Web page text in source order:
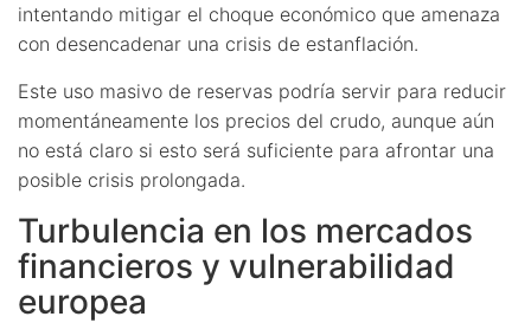
intentando mitigar el choque económico que amenaza
con desencadenar una crisis de estanflación.
Este uso masivo de reservas podría servir para reducir
momentáneamente los precios del crudo, aunque aún
no está claro si esto será suficiente para afrontar una
posible crisis prolongada.
Turbulencia en los mercados
financieros y vulnerabilidad
europea